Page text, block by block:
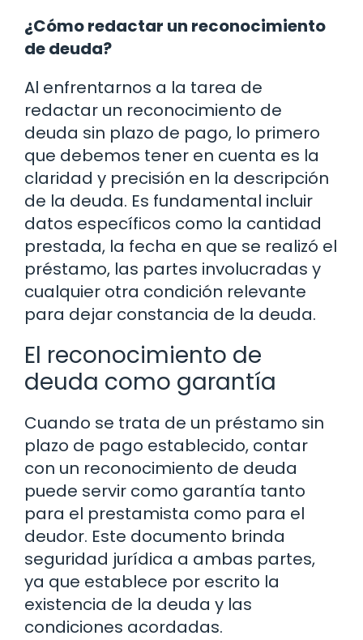
¿Cómo redactar un reconocimiento
de deuda?
Al enfrentarnos a la tarea de
redactar un reconocimiento de
deuda sin plazo de pago, lo primero
que debemos tener en cuenta es la
claridad y precisión en la descripción
de la deuda. Es fundamental incluir
datos específicos como la cantidad
prestada, la fecha en que se realizó el
préstamo, las partes involucradas y
cualquier otra condición relevante
para dejar constancia de la deuda.
El reconocimiento de
deuda como garantía
Cuando se trata de un préstamo sin
plazo de pago establecido, contar
con un reconocimiento de deuda
puede servir como garantía tanto
para el prestamista como para el
deudor. Este documento brinda
seguridad jurídica a ambas partes,
ya que establece por escrito la
existencia de la deuda y las
condiciones acordadas.